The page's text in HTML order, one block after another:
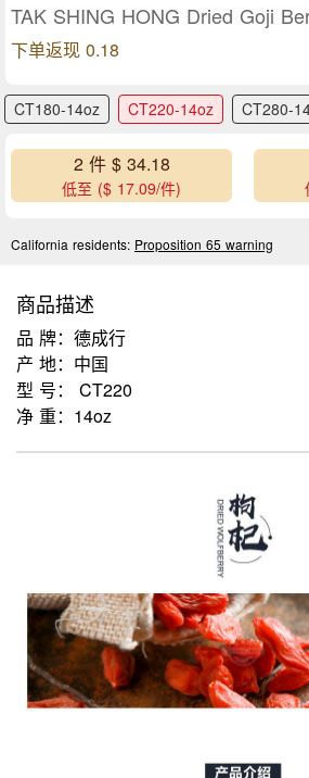
TAK SHING HONG Dried Goji
下单返现 0.18
CT180-14oz CT220-14oz CT280-
2 件 $ 34.18
低至 ($ 17.09/件)
California residents: Proposition 65 warning
商品描述
品 牌：德成行
产 地：中国
型 号： CT220
净 重：14oz